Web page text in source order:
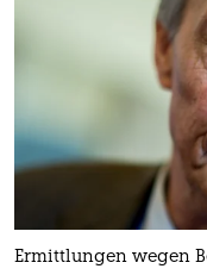
Ermittlungen wegen